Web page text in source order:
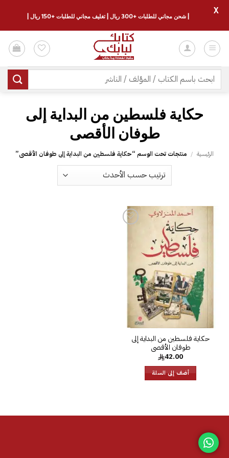
للمحتوى
البحث
عن:
‎حكاية فلسطين من البداية إلى
طوفان الأقصى‎
الرئيسية / منتجات تحت الوسم “‎حكاية فلسطين من البداية إلى طوفان الأقصى‎”
‎حكاية فلسطين من البداية إلى
طوفان الأقصى‎
42.00
أضف إلى السلة
| شحن مجاني للطلبات +300 ريال | تغليف مجاني للطلبات +150 ريال |
X